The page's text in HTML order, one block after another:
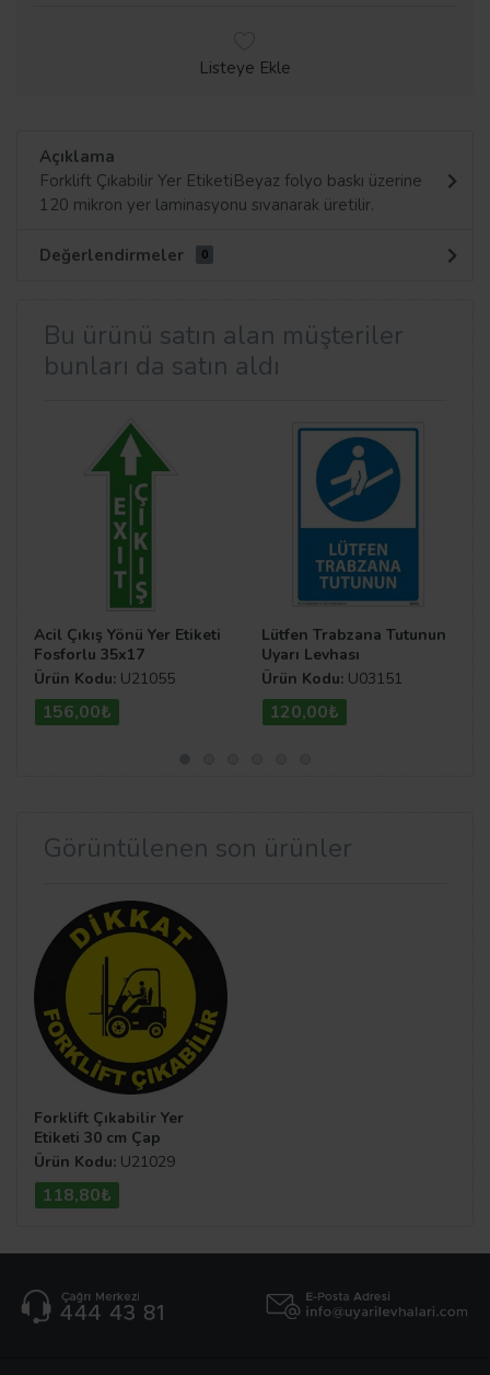
Listeye Ekle
Açıklama
Forklift Çıkabilir Yer EtiketiBeyaz folyo baskı üzerine
120 mikron yer laminasyonu sıvanarak üretilir.
Değerlendirmeler 0
Bu ürünü satın alan müşteriler
bunları da satın aldı
Acil Çıkış Yönü Yer Etiketi
Fosforlu 35x17
Ürün Kodu: U21055
156,00₺
Lütfen Trabzana Tutunun
Uyarı Levhası
Ürün Kodu: U03151
120,00₺
Görüntülenen son ürünler
Forklift Çıkabilir Yer
Etiketi 30 cm Çap
Ürün Kodu: U21029
118,80₺